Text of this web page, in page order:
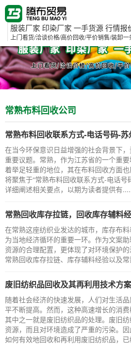
服装厂家 印染厂家 一手货源 行情报
上门看货/洽谈价格/高价回收/平价销售/装卸
常熟布料回收公司
常熟布料回收联系方式-电话号码-苏州库存面料回
在当今环保意识日益增强的社会背景下
重要议题。常熟，作为江苏省的一个重
着举足轻重的地位，其在布料回收方面
将聚焦于“常熟布料回收联系方式-电话号
详细阐述相关要点，以期为读者提供有
常熟回收库存拉链，回收库存辅料经验，常熟布料回
在常熟这座纺织业发达的城市，库存布
为当地经济循环的重要一环。作为文案
资源的合理配置，更体现了对环境保护
常熟回收库存拉链、库存辅料经验以及
废旧纺织品回收及其再利用技术方案-常熟库存布料
随着社会经济的快速发展，人们对生活
平不断提高。然而，这种高速增长的消费
其中之一就是废旧纺织品的处理。废旧
资源，而且对环境造成了严重的污染。
如何有效地回收和再利用废旧纺织品，